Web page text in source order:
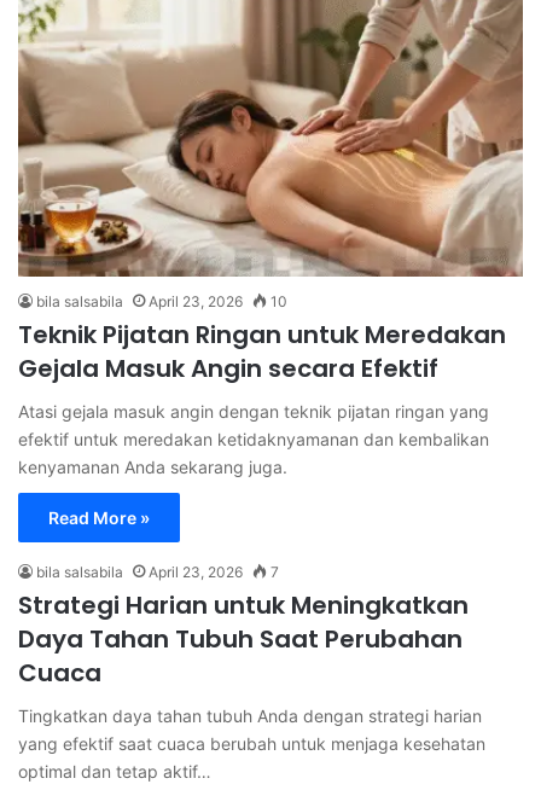
bila salsabila April 23, 2026 10
Teknik Pijatan Ringan untuk Meredakan
Gejala Masuk Angin secara Efektif
Atasi gejala masuk angin dengan teknik pijatan ringan yang
efektif untuk meredakan ketidaknyamanan dan kembalikan
kenyamanan Anda sekarang juga.
Read More »
bila salsabila April 23, 2026 7
Strategi Harian untuk Meningkatkan
Daya Tahan Tubuh Saat Perubahan
Cuaca
Tingkatkan daya tahan tubuh Anda dengan strategi harian
yang efektif saat cuaca berubah untuk menjaga kesehatan
optimal dan tetap aktif…